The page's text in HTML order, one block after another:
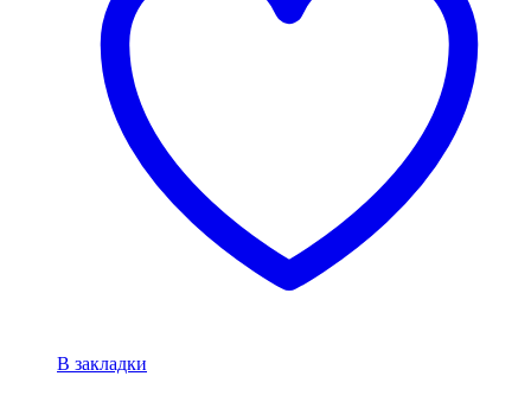
В закладки